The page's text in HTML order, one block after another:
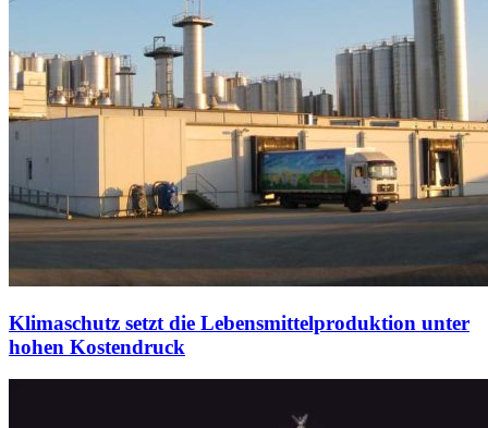
Klimaschutz setzt die Lebensmittelproduktion unter
hohen Kostendruck